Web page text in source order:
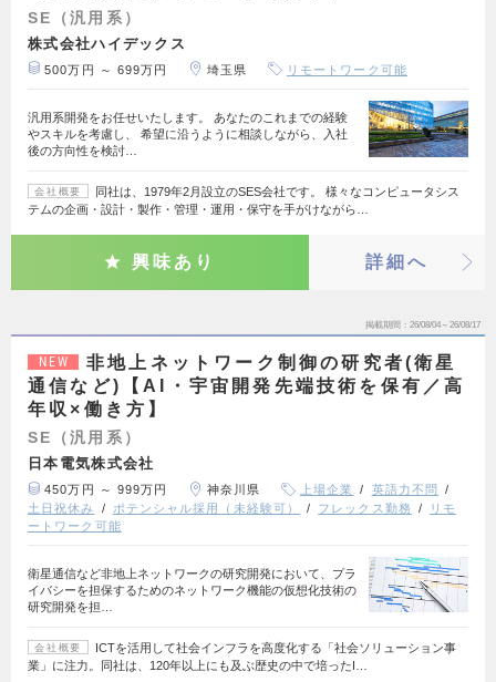
SE（汎用系）
株式会社ハイデックス
500万円 ～ 699万円 埼玉県 リモートワーク可能
汎用系開発をお任せいたします。 あなたのこれまでの経験
やスキルを考慮し、 希望に沿うように相談しながら、入社
後の方向性を検討…
会社概要
同社は、1979年2月設立のSES会社です。 様々なコンピュータシス
テムの企画・設計・製作・管理・運用・保守を手がけながら…
興味あり 詳細へ
掲載期間 26/08/04～26/08/17
NEW
非地上ネットワーク制御の研究者(衛星
通信など)【AI・宇宙開発先端技術を保有／高
年収×働き方】
SE（汎用系）
日本電気株式会社
450万円 ～ 999万円 神奈川県 上場企業
英語力不問
土日祝休み
ポテンシャル採用（未経験可） フレックス勤務
リモ
ートワーク可能
衛星通信など非地上ネットワークの研究開発において、プラ
イバシーを担保するためのネットワーク機能の仮想化技術の
研究開発を担…
会社概要
ICTを活用して社会インフラを高度化する「社会ソリューション事
業」に注力。同社は、120年以上にも及ぶ歴史の中で培ったI…